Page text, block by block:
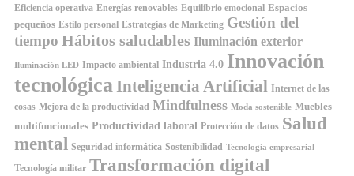
Eficiencia operativa Energías renovables Equilibrio emocional Espacios
pequeños Estilo personal Estrategias de Marketing Gestión del
tiempo Hábitos saludables Iluminación exterior
Iluminación LED Impacto ambiental Industria 4.0 Innovación
tecnológica Inteligencia Artificial Internet de las
cosas Mejora de la productividad Mindfulness Moda sostenible Muebles
multifuncionales Productividad laboral Protección de datos Salud
mental Seguridad informática Sostenibilidad Tecnología empresarial
Tecnología militar Transformación digital